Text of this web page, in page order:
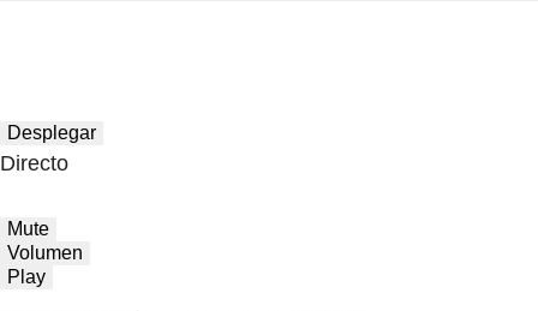
Desplegar
Directo
Mute
Volumen
Play